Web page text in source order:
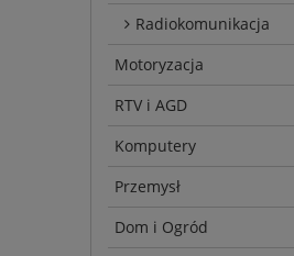
Radiokomunikacja
Motoryzacja
RTV i AGD
Komputery
Przemysł
Dom i Ogród